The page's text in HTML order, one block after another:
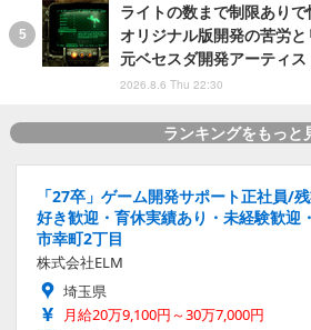
ライトの数まで制限あり
オリジナル版開発の苦労と
元ベセスダ開発アーティ
2026.8.6 Thu 22:30
ランキングをもっと
「27卒」ゲーム開発サポート正社員/
好き歓迎・育休実績あり・未経験歓迎
市幸町2丁目
株式会社ELM
埼玉県
月給20万9,100円～30万7,000円